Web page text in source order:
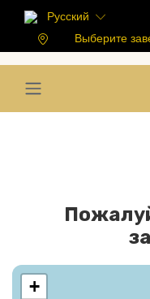
Русский
Выберите
+